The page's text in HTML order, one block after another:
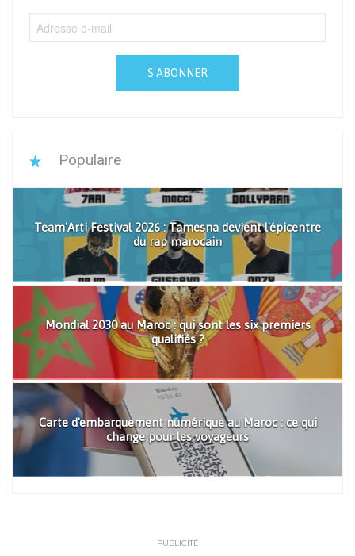
S'ABONNER
Populaire
Team'Arti Festival 2026 : Tamesna devient l'épicentre
du rap marocain
Mondial 2030 au Maroc : qui sont les six premiers
qualifiés ?
Carte d'embarquement numérique au Maroc : ce qui
change pour les voyageurs
PUBLICITÉ